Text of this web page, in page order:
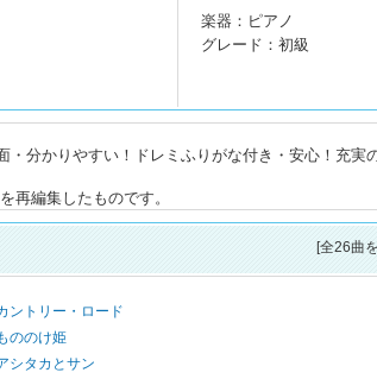
楽器：ピアノ
グレード：初級
分かりやすい！ドレミふりがな付き・安心！充実
再編集したものです。
[全26曲
ントリー・ロード
ののけ姫
シタカとサン